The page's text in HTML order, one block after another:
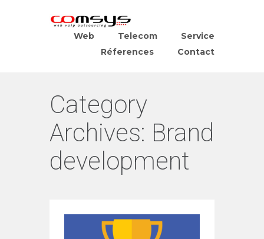
Web Telecom
Service
Réferences
Contact
Category
Archives: Brand
development